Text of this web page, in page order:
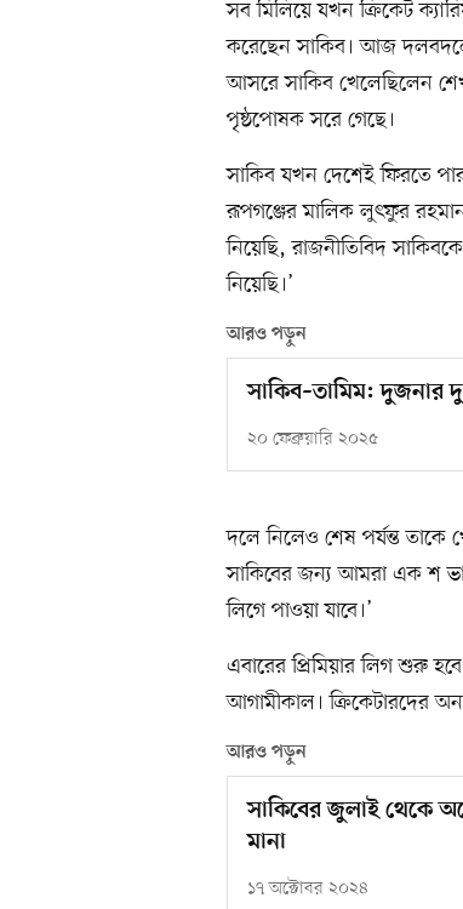
সব মিলিয়ে যখন ক্রিকেট
করেছেন সাকিব। আজ
আসরে সাকিব খেলেছিলেন শেখ
পৃষ্ঠপোষক সরে গেছে।
সাকিব যখন দেশেই ফিরতে
রূপগঞ্জের মালিক লুৎফুর
নিয়েছি, রাজনীতিবিদ
নিয়েছি।’
আরও পড়ুন
সাকিব–তামিম:
২০ ফেব্রুয়ারি ২০২৫
দলে নিলেও শেষ পর্যন্ত তাকে
সাকিবের জন্য আমরা এক শ
লিগে পাওয়া যাবে।’
এবারের প্রিমিয়ার লিগ শুরু
আগামীকাল। ক্রিকেটারদের
আরও পড়ুন
সাকিবের জুলাই থেকে
মানা
১৭ অক্টোবর ২০২৪